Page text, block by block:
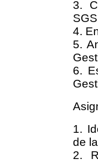
3.
4.
5.
6.
1.
de
2.